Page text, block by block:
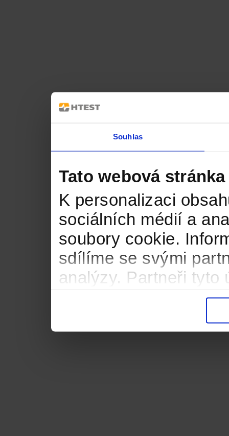
Souhlas
Tato webová
K personalizaci
sociálních médií a
soubory cookie.
sdílíme se svými
analýzy. Partneři tyto
informacemi, které